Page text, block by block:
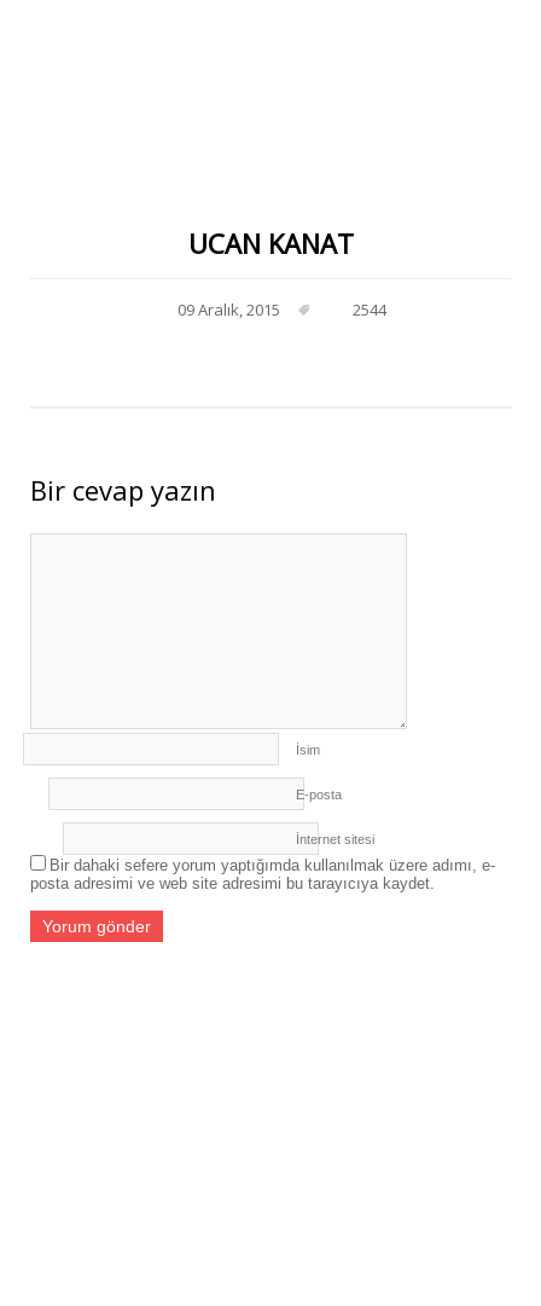
UCAN KANAT
09 Aralık, 2015 2544
Bir cevap yazın
İsim
E-posta
İnternet sitesi
Bir dahaki sefere yorum yaptığımda kullanılmak üzere adımı, e-
posta adresimi ve web site adresimi bu tarayıcıya kaydet.